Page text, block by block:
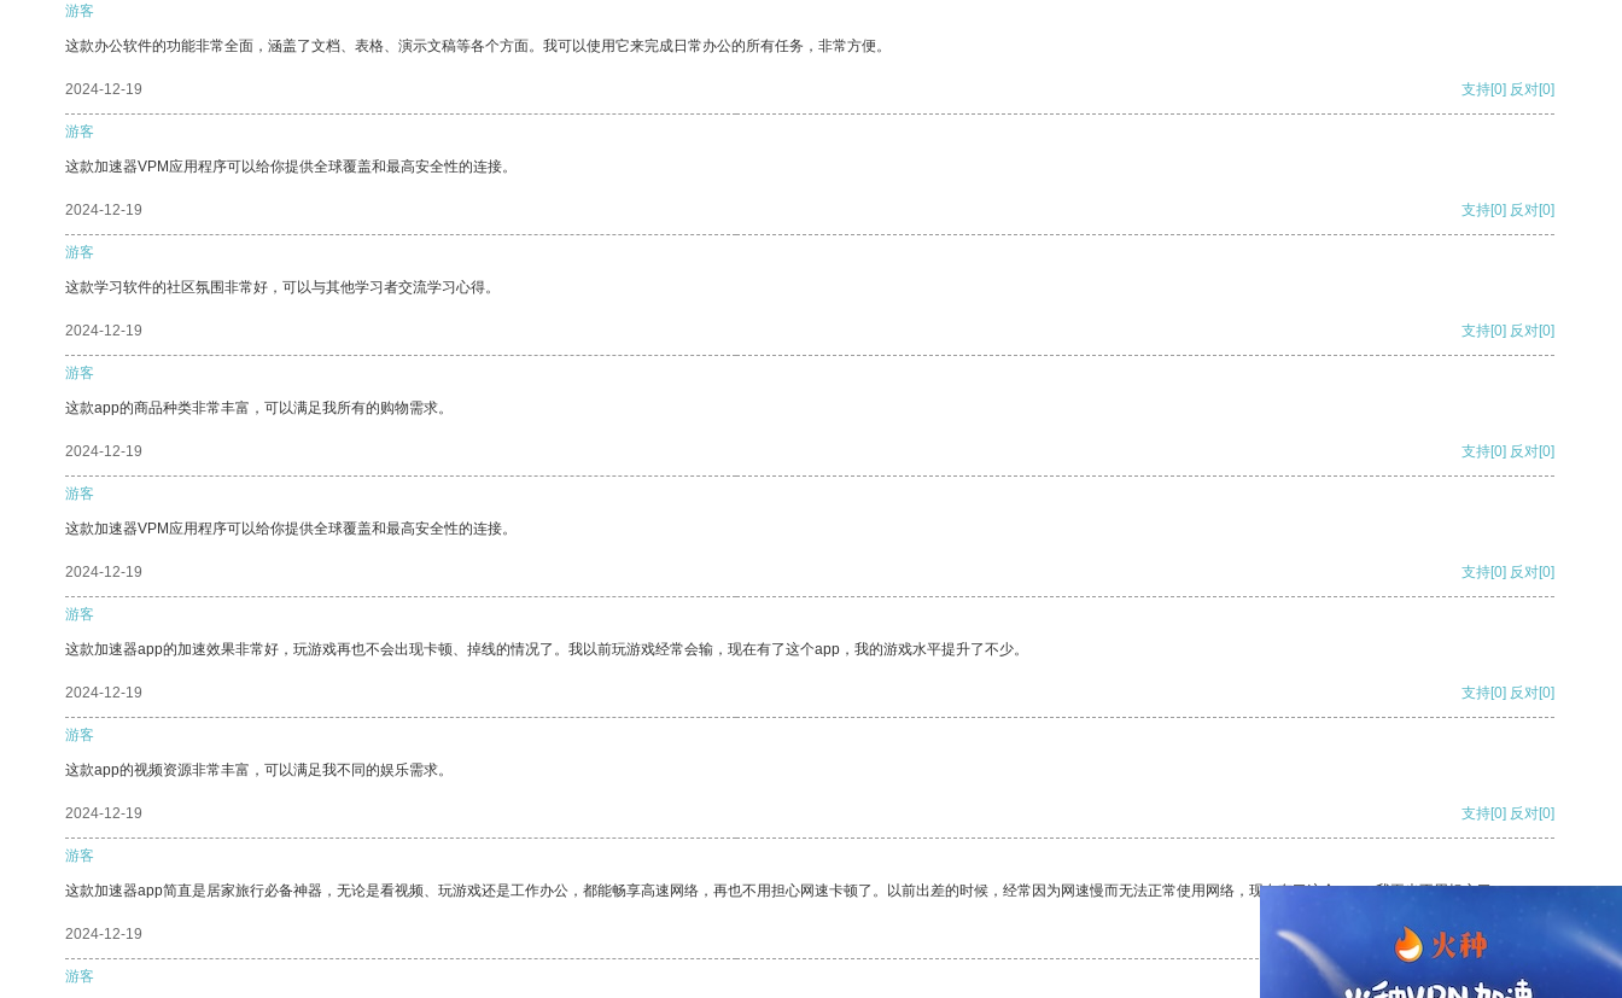
游客
这款办公软件的功能非常全面，涵盖了文档、表格、演示文稿等各个方面。我可以使用它来完成日常办公的所有任务，非常方便。
2024-12-19 支持[0] 反对[0]
游客
这款加速器VPM应用程序可以给你提供全球覆盖和最高安全性的连接。
2024-12-19 支持[0] 反对[0]
游客
这款学习软件的社区氛围非常好，可以与其他学习者交流学习心得。
2024-12-19 支持[0] 反对[0]
游客
这款app的商品种类非常丰富，可以满足我所有的购物需求。
2024-12-19 支持[0] 反对[0]
游客
这款加速器VPM应用程序可以给你提供全球覆盖和最高安全性的连接。
2024-12-19 支持[0] 反对[0]
游客
这款加速器app的加速效果非常好，玩游戏再也不会出现卡顿、掉线的情况了。我以前玩游戏经常会输，现在有了这个app，我的游戏水平提升了不少。
2024-12-19 支持[0] 反对[0]
游客
这款app的视频资源非常丰富，可以满足我不同的娱乐需求。
2024-12-19 支持[0] 反对[0]
游客
这款加速器app简直是居家旅行必备神器，无论是看视频、玩游戏还是工作办公，都能畅享高速网络，再也不用担心网速卡顿了。以前出差的时候，经常因为网速慢而无法正常使用网络，现在有了这个app，我再也不用担心了。
2024-12-19 支持
游客